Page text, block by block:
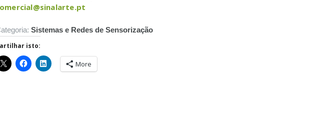
Sistemas e Redes de Sensorização
isto:
More